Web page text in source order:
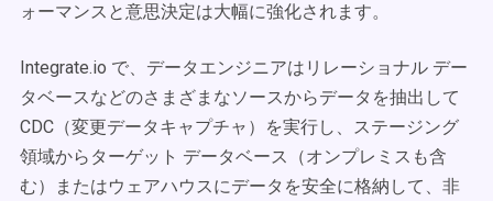
ォーマンスと意思決定は大幅に強化されます。
Integrate.io で、データエンジニアはリレーショナル デー
タベースなどのさまざまなソースからデータを抽出して
CDC（変更データキャプチャ）を実行し、ステージング
領域からターゲット データベース（オンプレミスも含
む）またはウェアハウスにデータを安全に格納して、非